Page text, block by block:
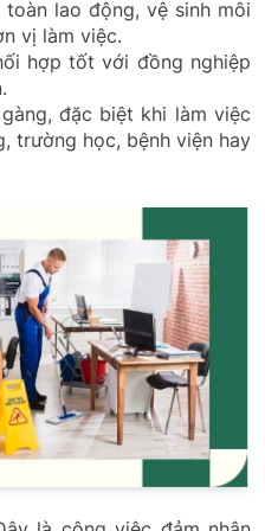
lao động, vệ sinh môi
vị làm việc.
hợp tốt với đồng nghiệp
đặc biệt khi làm việc
trường học, bệnh viện hay